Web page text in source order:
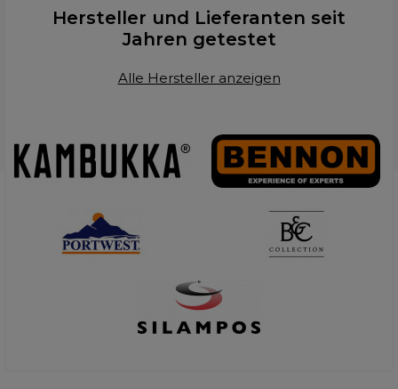
Hersteller und Lieferanten seit
Jahren getestet
Alle Hersteller anzeigen